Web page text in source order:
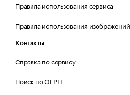
Правила использования сервиса
Правила использования изображений
Контакты
Справка по сервису
Поиск по ОГРН